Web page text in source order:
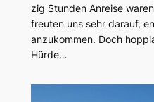
zig Stunden Anreise
freuten uns sehr darauf,
anzukommen. Doch
Hürde…